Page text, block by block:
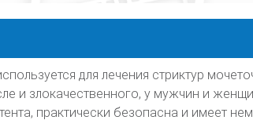
для лечения стриктур
и злокачественного, у мужчин и
практически безопасна и имеет